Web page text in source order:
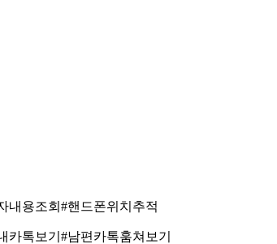
내용조회 #핸드폰위치추적
카톡보기 #남편카톡훔쳐보기